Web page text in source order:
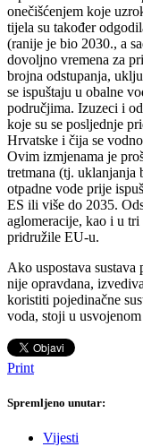
onečišćenjem koje
tijela su također
(ranije je bio 2030., a
dovoljno vremena za
brojna odstupanja,
se ispuštaju u obalne
područjima. Izuzeci i
koje su se posljednje
Hrvatske i čija se
Ovim izmjenama je
tretmana (tj. uklanjanja
otpadne vode prije
ES ili više do 2035.
aglomeracije, kao i u tri
pridružile EU-u.
Ako uspostava
nije opravdana,
koristiti pojedinačne
voda, stoji u
Print
Spremljeno unutar:
Vijesti